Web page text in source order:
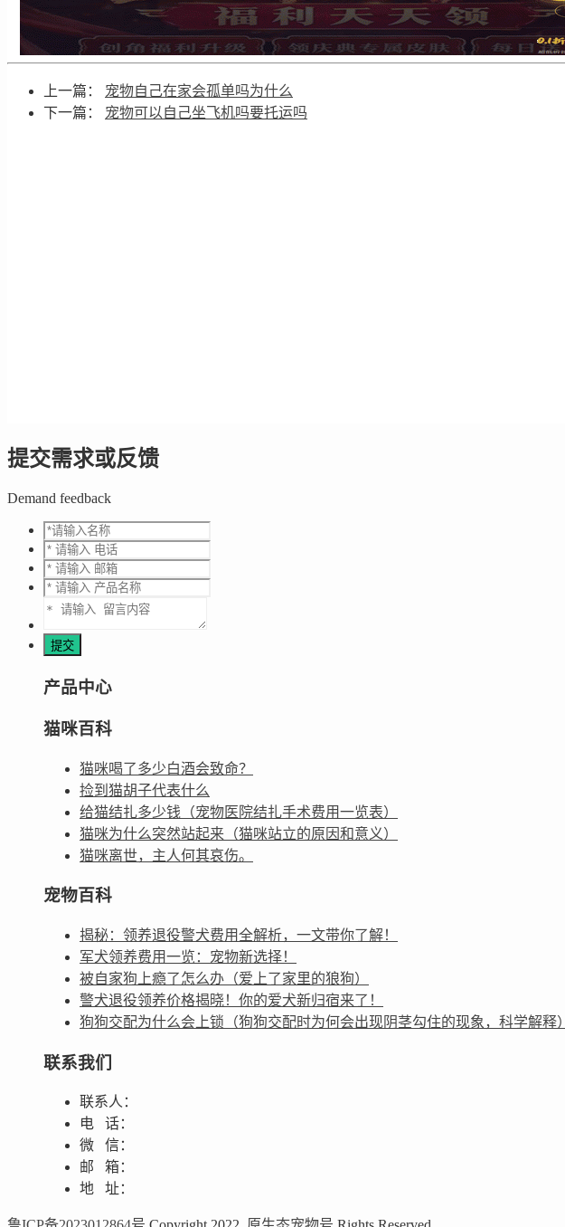
上一篇： 宠物自己在家会孤单吗为什么
下一篇： 宠物可以自己坐飞机吗要托运吗
提交需求或反馈
Demand feedback
产品中心
猫咪百科
猫咪喝了多少白酒会致命？
捡到猫胡子代表什么
给猫结扎多少钱（宠物医院结扎手术费用一览表）
猫咪为什么突然站起来（猫咪站立的原因和意义）
猫咪离世，主人何其哀伤。
宠物百科
揭秘：领养退役警犬费用全解析，一文带你了解！
军犬领养费用一览：宠物新选择！
被自家狗上瘾了怎么办（爱上了家里的狼狗）
警犬退役领养价格揭晓！你的爱犬新归宿来了！
狗狗交配为什么会上锁（狗狗交配时为何会出现阴茎勾住的现象，科学解释）
联系我们
联系人：
电 话：
微 信：
邮 箱：
地 址：